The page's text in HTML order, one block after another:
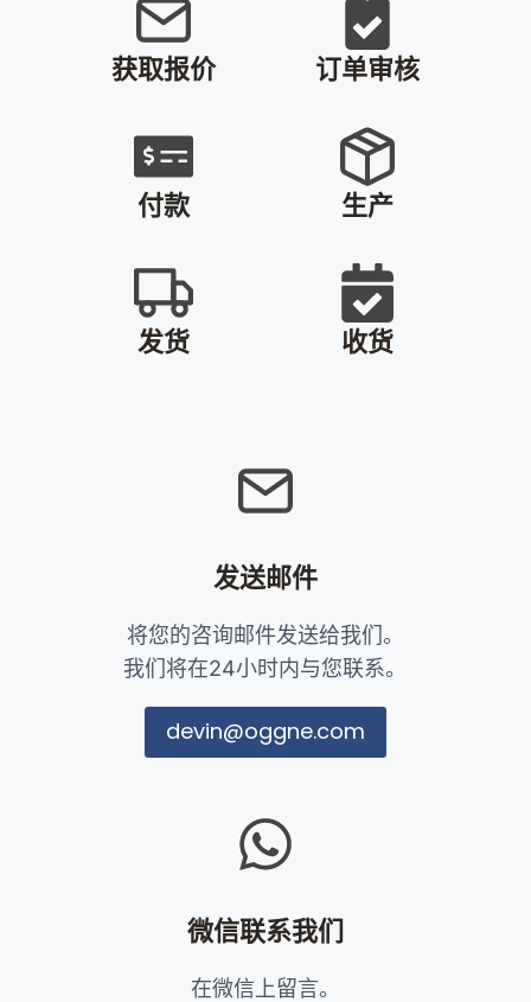
获取报价 订单审核
付款 生产
发货 收货
发送邮件
将您的咨询邮件发送给我们。
我们将在24小时内与您联系。
devin@oggne.com
微信联系我们
在微信上留言。